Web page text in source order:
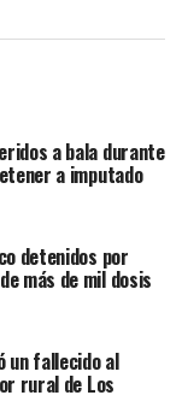
a bala durante
a imputado
detenidos por
más de mil dosis
un fallecido al
rural de Los